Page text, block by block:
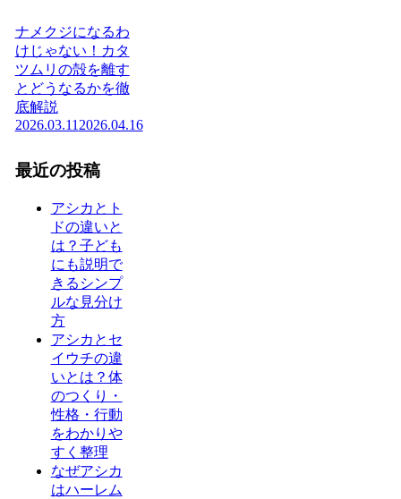
ナメクジになるわ
けじゃない！カタ
ツムリの殻を離す
とどうなるかを徹
底解説
2026.03.11 2026.04.16
最近の投稿
アシカとト
ドの違いと
は？子ども
にも説明で
きるシンプ
ルな見分け
方
アシカとセ
イウチの違
いとは？体
のつくり・
性格・行動
をわかりや
すく整理
なぜアシカ
はハーレム